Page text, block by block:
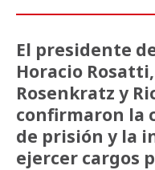
El presidente
Horacio
Rosenkratz y
confirmaron la
de prisión y la
ejercer cargos